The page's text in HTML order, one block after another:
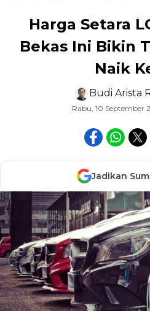
Harga Setara
Bekas Ini Bikin
Naik
Budi Arista
Rabu, 10 September
Jadikan